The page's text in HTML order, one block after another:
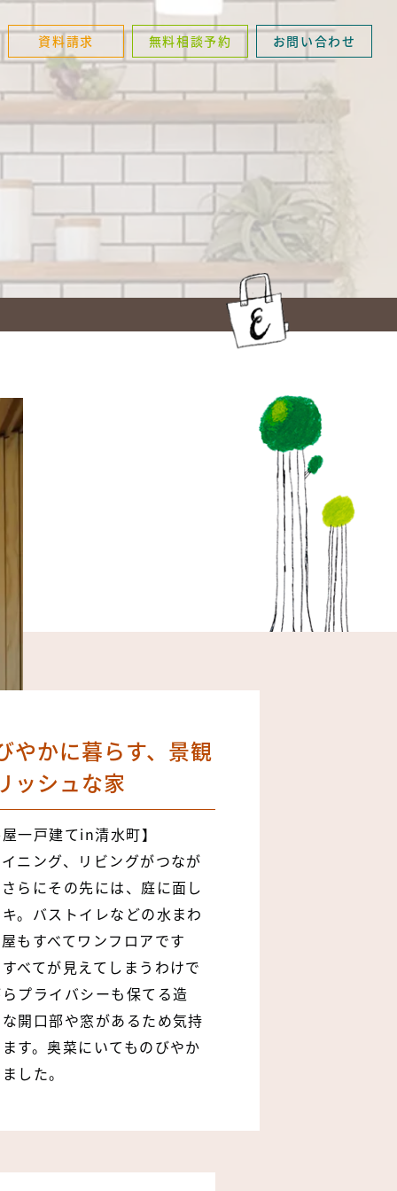
資料請求 無料相談予約 お問い合わせ
やかに暮らす、景観
ッシュな家
一戸建てin清水町】
ニング、リビングがつなが
らにその先には、庭に面し
。バストイレなどの水まわ
もすべてワンフロアです
べてが見えてしまうわけで
プライバシーも保てる造
開口部や窓があるため気持
す。奥菜にいてものびやか
した。